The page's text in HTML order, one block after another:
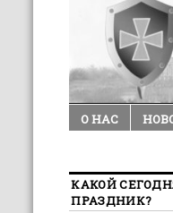
О НАС
КАКОЙ
ПРАЗДНИК?